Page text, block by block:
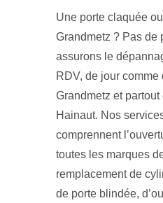
Une porte claquée
Grandmetz ? Pas de
assurons le
RDV, de jour comme
Grandmetz et partout
Hainaut. Nos
comprennent
toutes les marques
remplacement de
de porte blindée,